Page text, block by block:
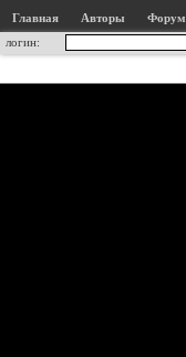
Главная Авторы
Форум
логин: